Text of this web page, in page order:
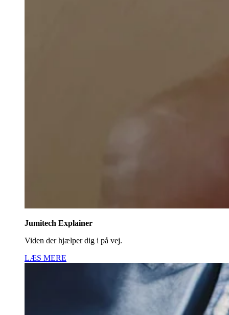
Jumitech Explainer
Viden der hjælper dig i på vej.
LÆS MERE